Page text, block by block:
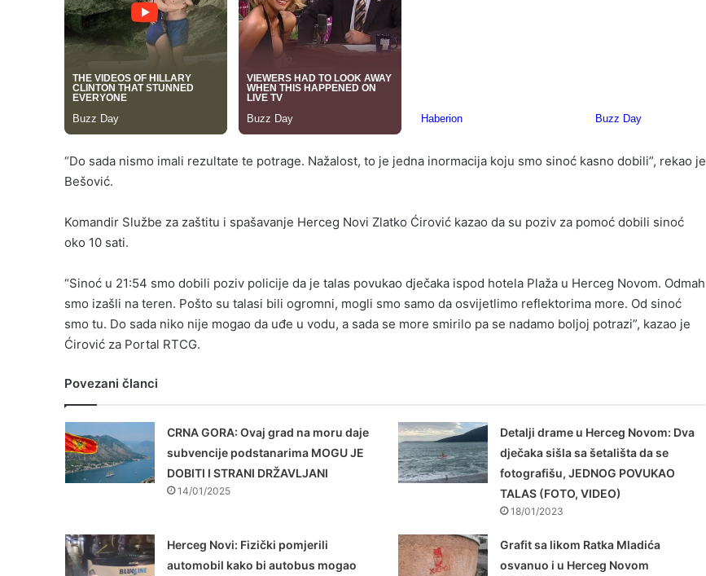
“Do sada nismo imali rezultate te potrage. Nažalost, to je jedna inormacija koju smo sinoć kasno dobili”, rekao je
Bešović.
Komandir Službe za zaštitu i spašavanje Herceg Novi Zlatko Ćirović kazao da su poziv za pomoć dobili sinoć
oko 10 sati.
“Sinoć u 21:54 smo dobili poziv policije da je talas povukao dječaka ispod hotela Plaža u Herceg Novom. Odmah
smo izašli na teren. Pošto su talasi bili ogromni, mogli smo samo da osvijetlimo reflektorima more. Od sinoć
smo tu. Do sada niko nije mogao da uđe u vodu, a sada se more smirilo pa se nadamo boljoj potrazi”, kazao je
Ćirović za Portal RTCG.
Povezani članci
CRNA GORA: Ovaj grad na moru daje
subvencije podstanarima MOGU JE
DOBITI I STRANI DRŽAVLJANI
14/01/2025
Detalji drame u Herceg Novom: Dva
dječaka sišla sa šetališta da se
fotografišu, JEDNOG POVUKAO
TALAS (FOTO, VIDEO)
18/01/2023
Herceg Novi: Fizički pomjerili
automobil kako bi autobus mogao
Grafit sa likom Ratka Mladića
osvanuo i u Herceg Novom